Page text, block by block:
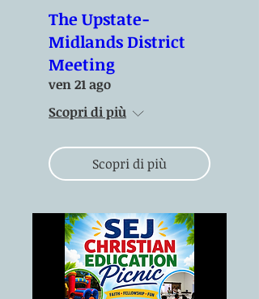
The Upstate-
Midlands District
Meeting
ven 21 ago
Scopri di più
Scopri di più